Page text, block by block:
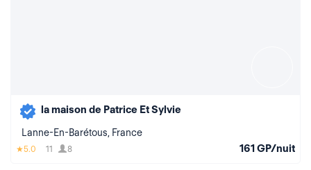
la maison de Patrice Et Sylvie
Lanne-En-Barétous, France
5.0 11 8 161 GP/nuit